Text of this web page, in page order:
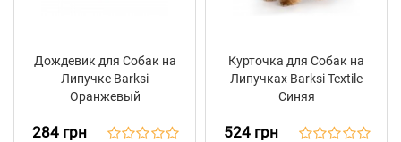
Дождевик для Собак на
Липучке Barksi
Оранжевый
284 грн
Курточка для Собак на
Липучках Barksi Textile
Синяя
524 грн